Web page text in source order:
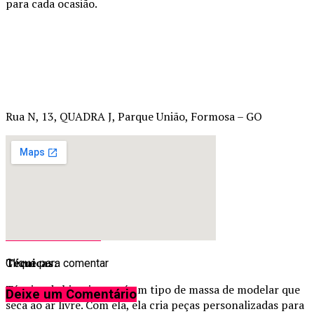
para cada ocasião.
Rua N, 13, QUADRA J, Parque União, Formosa – GO
Técnicas:
Técnica de biscuit, que é um tipo de massa de modelar que
seca ao ar livre. Com ela, ela cria peças personalizadas para
Clique para comentar
Deixe um Comentário